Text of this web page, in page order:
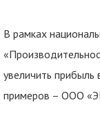
В рамках
увеличить прибыль
примеров – ООО